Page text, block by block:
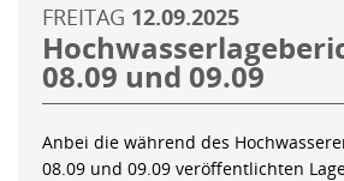
FREITAG 12.09.2025
08.09 und 09.09
Anbei die während des
08.09 und 09.09 veröffentlichten